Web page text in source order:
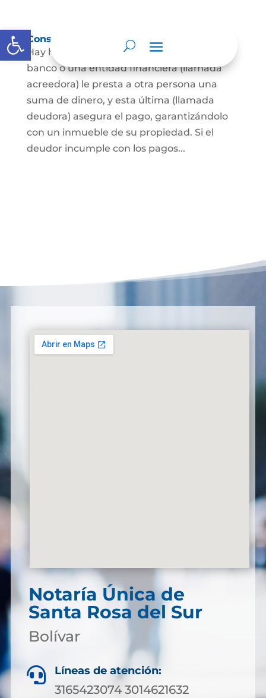
Abrir barra de herramientas
Constitución de hipoteca
Hay hipoteca cuando una persona, o un
banco o una entidad financiera (llamada
acreedora) le presta a otra persona una
suma de dinero, y esta última (llamada
deudora) asegura el pago, garantizándolo
con un inmueble de su propiedad. Si el
deudor incumple con los pagos...
Notaría Única de
Santa Rosa del Sur
Bolívar
 Líneas de atención:
3165423074 3014621632